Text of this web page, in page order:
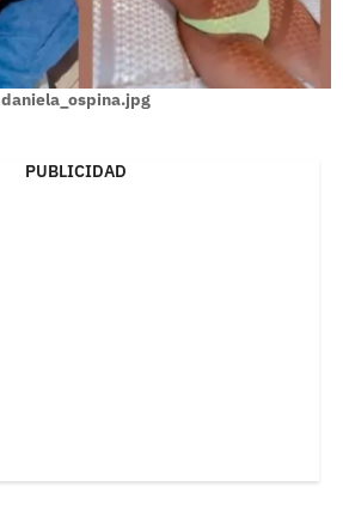
daniela_ospina.jpg
PUBLICIDAD